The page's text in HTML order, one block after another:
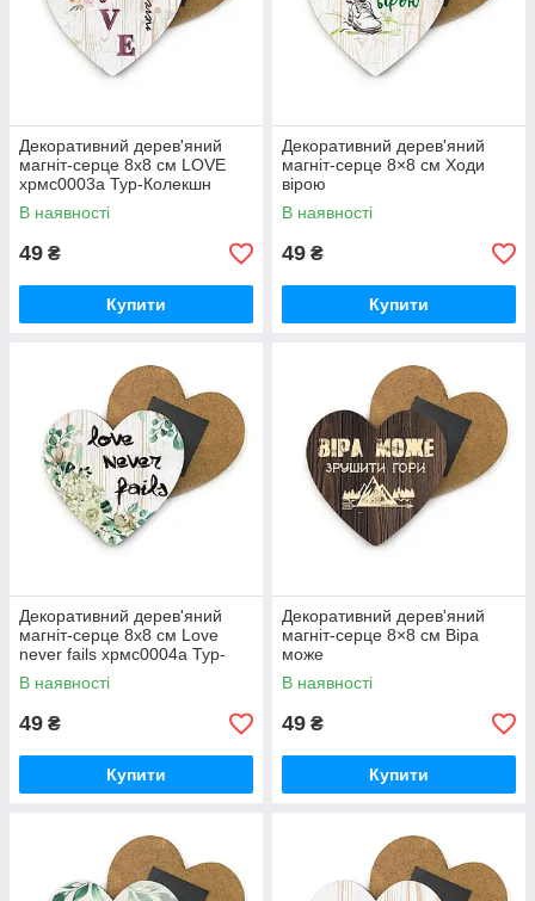
Декоративний дерев'яний
магніт-серце 8х8 см LOVE
хрмс0003а Тур-Колекшн
В наявності
49 ₴
Купити
Декоративний дерев'яний
магніт-серце 8×8 см Ходи
вірою
В наявності
49 ₴
Купити
Декоративний дерев'яний
магніт-серце 8х8 см Love
never fails хрмс0004а Тур-
Колекшн
В наявності
49 ₴
Купити
Декоративний дерев'яний
магніт-серце 8×8 см Віра
може
В наявності
49 ₴
Купити